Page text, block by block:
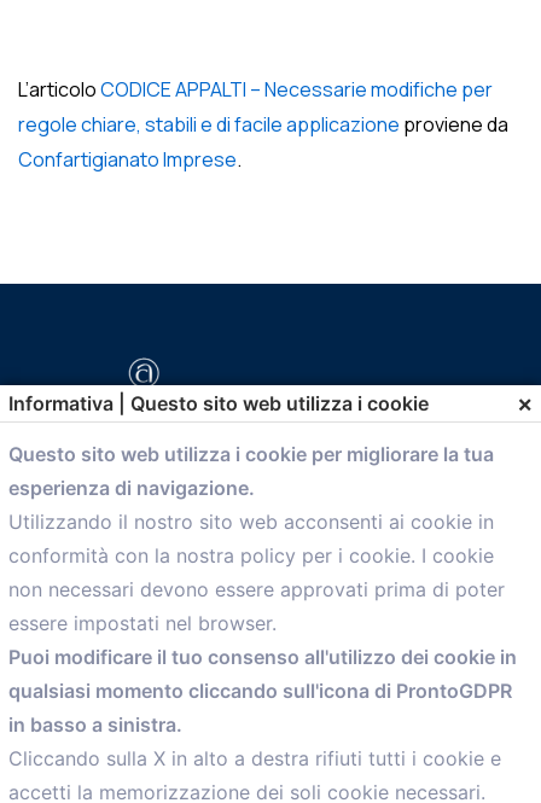
L’articoloCODICE APPALTI – Necessarie modifiche per
regole chiare, stabili e di facile applicazione proviene da
Confartigianato Imprese.
comunicazione@confartigianato.bo.it
Menù
Home
Servizi
Convenzioni
Voce delle Nostre aziende
Informazioni Ex L. 124/2017
News
Informativa | Questo sito web utilizza i cookie ×
Questo sito web utilizza i cookie per migliorare la tua
esperienza di navigazione.
Utilizzando il nostro sito web acconsenti ai cookie in
conformità con la nostra policy per i cookie. I cookie
non necessari devono essere approvati prima di poter
essere impostati nel browser.
Puoi modificare il tuo consenso all'utilizzo dei cookie in
qualsiasi momento cliccando sull'icona di ProntoGDPR
in basso a sinistra.
Cliccando sulla X in alto a destra rifiuti tutti i cookie e
accetti la memorizzazione dei soli cookie necessari.